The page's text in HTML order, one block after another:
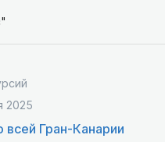
2025
всей Гран-Канарии